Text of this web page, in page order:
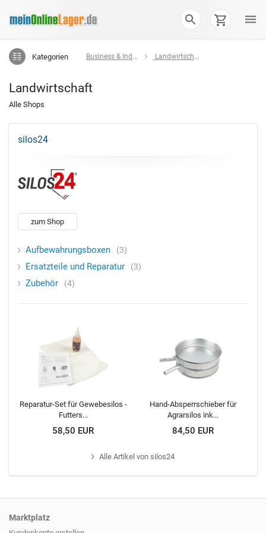
Kategorien Business & Industrie Landwirtschaft
Landwirtschaft
Alle Shops
silos24
zum Shop
Aufbewahrungsboxen 3
Ersatzteile und Reparatur 3
Zubehör 4
Reparatur-Set für Gewebesilos -
Futters...
58,50 EUR
Hand-Absperrschieber für
Agrarsilos ink...
84,50 EUR
Alle Artikel von silos24
Marktplatz